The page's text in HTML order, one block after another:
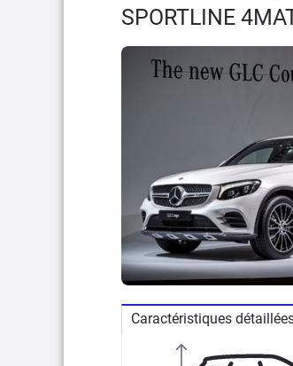
SPORTLINE
Caractéristiques